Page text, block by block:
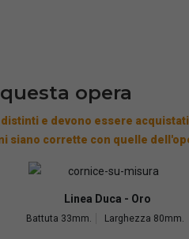
opera
e devono essere
siano corrette con quelle